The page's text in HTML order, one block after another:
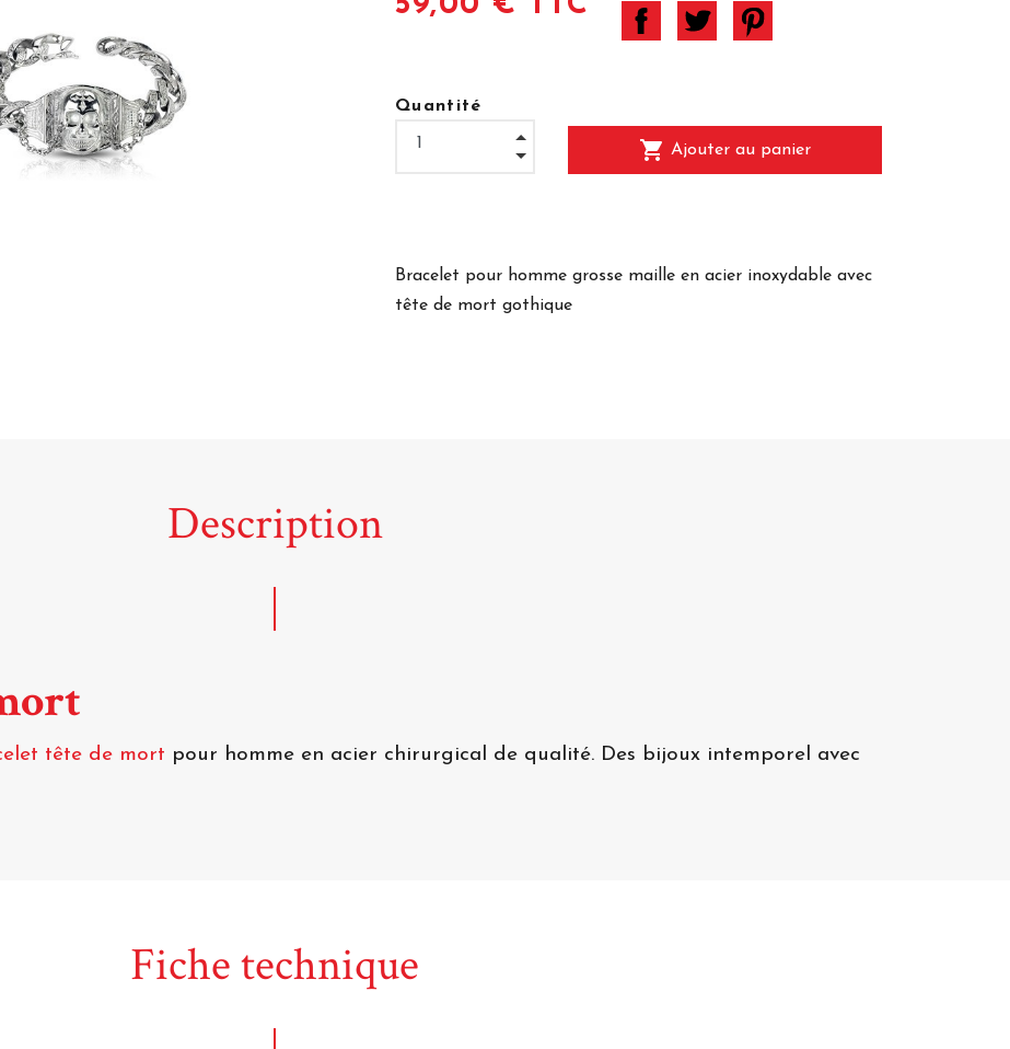
Quantité
shopping_cart Ajouter au panier
Bracelet pour homme grosse maille en acier inoxydable avec
tête de mort gothique
Description
tête de mort pour homme en acier chirurgical de qualité. Des bijoux intemporel avec
Fiche technique